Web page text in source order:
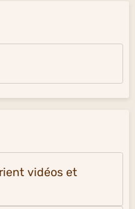
vidéos et